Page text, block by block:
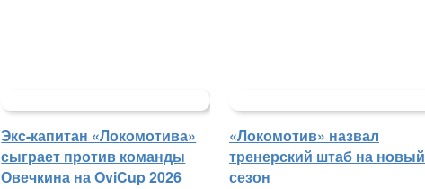
Экс-капитан «Локомотива»
сыграет против команды
Овечкина на OviCup 2026
«Локомотив» назвал
тренерский штаб на новый
сезон